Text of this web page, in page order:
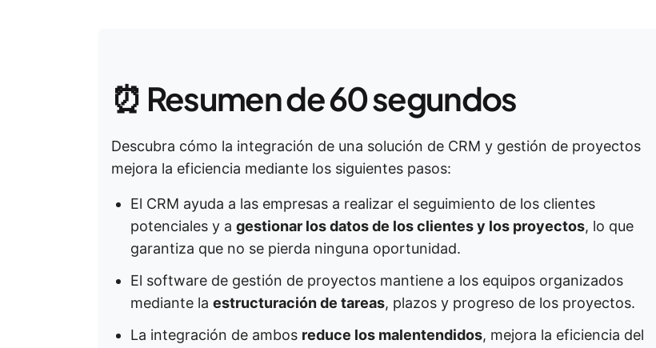
⏰ Resumen de 60 segundos
Descubra cómo la integración de una solución de CRM y gestión de proyectos
mejora la eficiencia mediante los siguientes pasos:
El CRM ayuda a las empresas a realizar el seguimiento de los clientes
potenciales y a gestionar los datos de los clientes y los proyectos, lo que
garantiza que no se pierda ninguna oportunidad.
El software de gestión de proyectos mantiene a los equipos organizados
mediante la estructuración de tareas, plazos y progreso de los proyectos.
La integración de ambos reduce los malentendidos, mejora la eficiencia del